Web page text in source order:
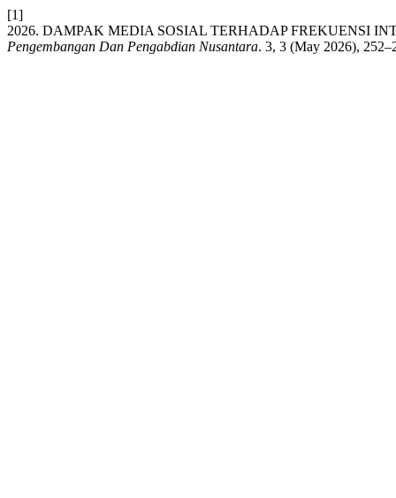
[1]
2026. DAMPAK MEDIA SOSIAL TERHADAP FREKUENSI
Pengembangan Dan Pengabdian Nusantara. 3, 3 (May 2026),